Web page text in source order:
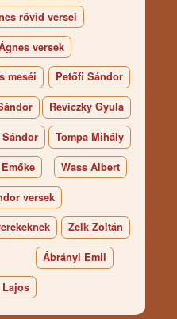
rövid versei
versek
meséi Petőfi Sándor
Reviczky Gyula
Tompa Mihály
Wass Albert
versek
Zelk Zoltán
Ábrányi Emil